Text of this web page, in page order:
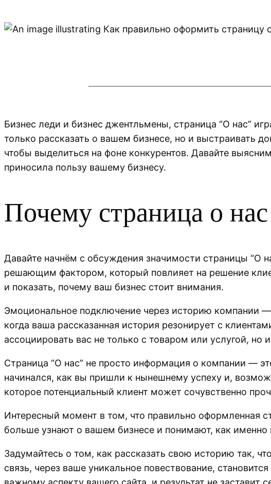
Бизнес леди и бизнес джентльмены, страница “О нас”
только рассказать о вашем бизнесе, но и выстраивать
чтобы выделиться на фоне конкурентов. Давайте
приносила пользу вашему бизнесу.
Почему страница о
Давайте начнём с обсуждения значимости страницы “О
решающим фактором, который повлияет на решение
и показать, почему ваш бизнес стоит внимания.
Эмоциональное подключение через историю компании
когда ваша рассказанная история резонирует с
ассоциировать вас не только с товаром или услугой,
Страница “О нас” не просто информация о компании —
начинался, как вы пришли к нынешнему успеху и,
которое потенциальный клиент может сочувственно
Интересный момент в том, что правильно оформленная
больше узнают о вашем бизнесе и понимают, как
Задумайтесь о том, как рассказать свою историю так,
связь, через ваше уникальное повествование,